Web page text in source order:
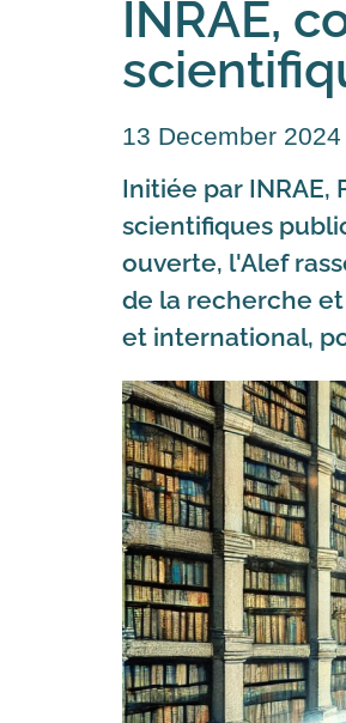
INRAE,
13 December 2024
Initiée par
scientifiques
ouverte, l'Alef
de la recherche
et international,